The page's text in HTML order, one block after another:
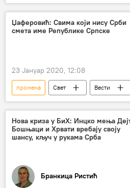
власници
оружје
закон
Џаферовић: Свима који нису Срби
смета име Републике Српскe
23 Јануар 2020, 12:08
промена Свет
Вести
Шефик Џаферовић
Дејтонски споразум
Босна и Херцеговина (БиХ)
Нова криза у БиХ: Инцко мења
Бошњаци и Хрвати вребају своју
шансу, кључ у рукама Срба
Бранкица Ристић